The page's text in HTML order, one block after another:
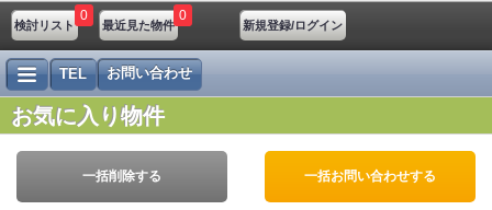
検討リスト
0
最近見た物件
0
新規登録/ログイン
TEL お問い合わせ
お気に入り物件
一括削除する 一括お問い合わせする